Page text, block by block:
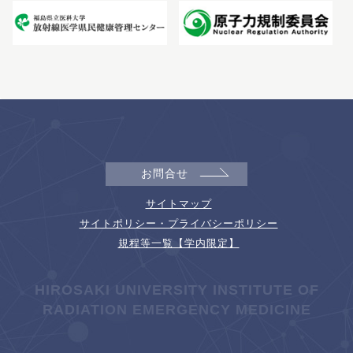
お問合せ
サイトマップ
サイトポリシー・プライバシーポリシー
規程等一覧【学内限定】
HIROSAKI UNIVERSITY INSTITUTE OF
RADIATION EMERGENCY MEDICINE